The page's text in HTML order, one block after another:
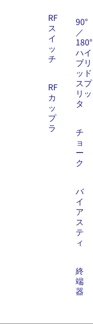
RF
ス
イ
ッ
チ
RF
カ
ッ
プ
ラ
90°
／
180°
ハイ
ブリ
ッド
スプ
リッ
タ
チ
ョ
ー
ク
バ
イ
ア
ス
テ
ィ
終
端
器